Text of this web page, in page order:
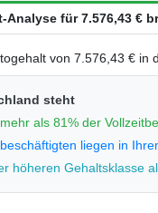
Analyse für 7.576,43 €
von 7.576,43 € in
steht
als 81% der
liegen in
höheren Gehaltsklasse